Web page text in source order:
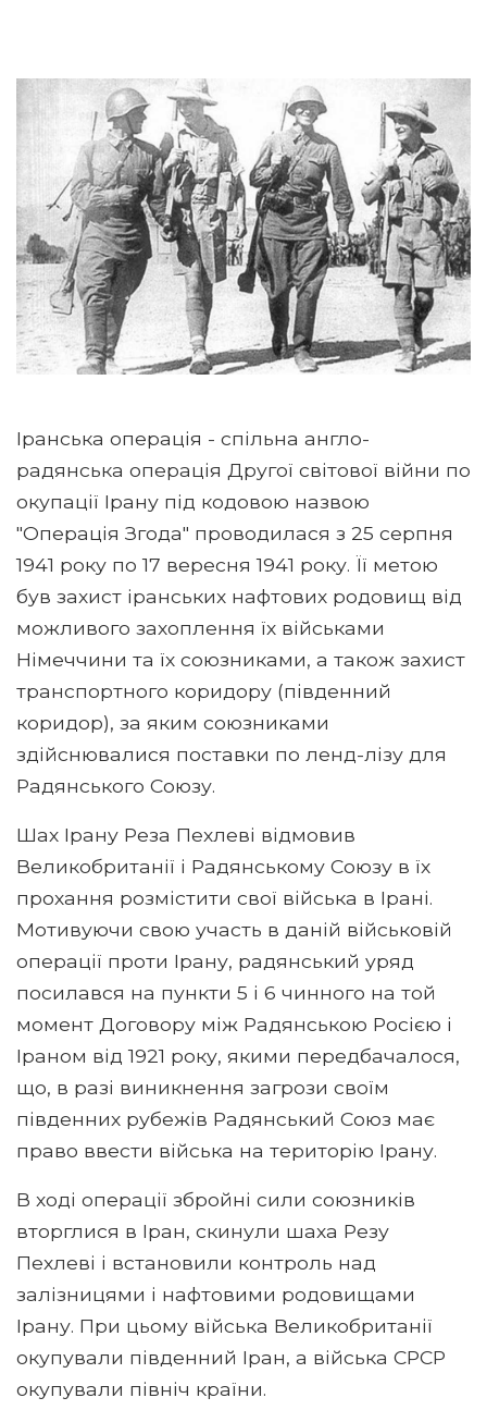
Іранська операція - спільна англо-
радянська операція Другої світової війни по
окупації Ірану під кодовою назвою
"Операція Згода" проводилася з 25 серпня
1941 року по 17 вересня 1941 року. Її метою
був захист іранських нафтових родовищ від
можливого захоплення їх військами
Німеччини та їх союзниками, а також захист
транспортного коридору (південний
коридор), за яким союзниками
здійснювалися поставки по ленд-лізу для
Радянського Союзу.
Шах Ірану Реза Пехлеві відмовив
Великобританії і Радянському Союзу в їх
прохання розмістити свої війська в Ірані.
Мотивуючи свою участь в даній військовій
операції проти Ірану, радянський уряд
посилався на пункти 5 і 6 чинного на той
момент Договору між Радянською Росією і
Іраном від 1921 року, якими передбачалося,
що, в разі виникнення загрози своїм
південних рубежів Радянський Союз має
право ввести війська на територію Ірану.
В ході операції збройні сили союзників
вторглися в Іран, скинули шаха Резу
Пехлеві і встановили контроль над
залізницями і нафтовими родовищами
Ірану. При цьому війська Великобританії
окупували південний Іран, а війська СРСР
окупували північ країни.